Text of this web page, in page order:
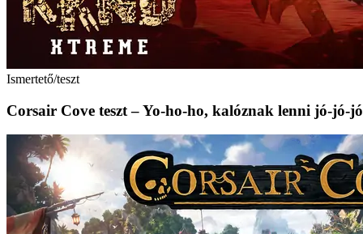
Ismertető/teszt
Corsair Cove teszt – Yo-ho-ho, kalóznak lenni jó-jó-